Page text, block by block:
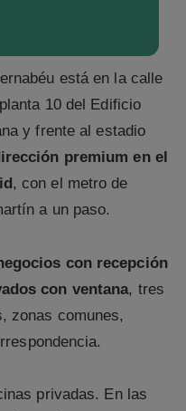
está en la calle
10 del Edificio
y frente al estadio
premium en el
, con el metro de
a un paso.
con recepción
con ventana, tres
zonas comunes,
privadas. En las